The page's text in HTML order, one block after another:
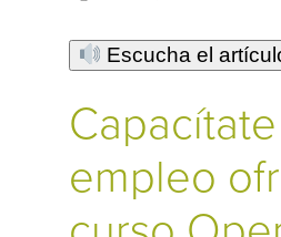
Escucha el
empleo